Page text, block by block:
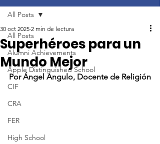
All Posts
Alumni Achievements
Apple Distinguished School
CIF
CRA
FER
High School
All Posts
Superhéroes para un
Mundo Mejor
30 oct 2025 2 min de lectura
Por Ángel Angulo, Docente de Religión